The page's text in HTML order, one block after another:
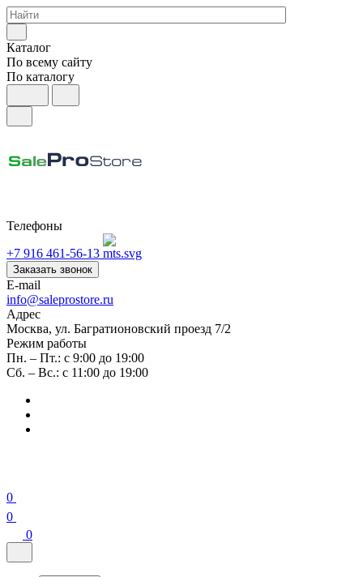
Каталог
По всему сайту
По каталогу
Телефоны
+7 916 461-56-13
Заказать звонок
E-mail
info@saleprostore.ru
Адрес
Москва, ул. Багратионовский проезд 7/2
Режим работы
Пн. – Пт.: с 9:00 до 19:00
Сб. – Вс.: с 11:00 до 19:00
0
0
0